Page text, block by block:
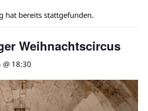
hat bereits stattgefunden.
Weihnachtscircus
18:30